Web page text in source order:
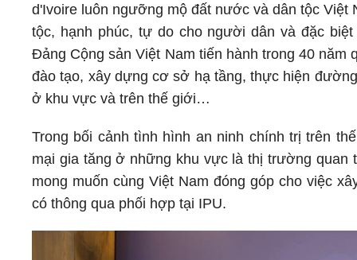
d'Ivoire luôn ngưỡng mộ đất nước và dân tộc
tộc, hạnh phúc, tự do cho người dân và đặc
Đảng Cộng sản Việt Nam tiến hành trong 40
đào tạo, xây dựng cơ sở hạ tầng, thực hiện
ở khu vực và trên thế giới…
Trong bối cảnh tình hình an ninh chính trị trên
mại gia tăng ở những khu vực là thị trường quan
mong muốn cùng Việt Nam đóng góp cho việc
có thông qua phối hợp tại IPU.